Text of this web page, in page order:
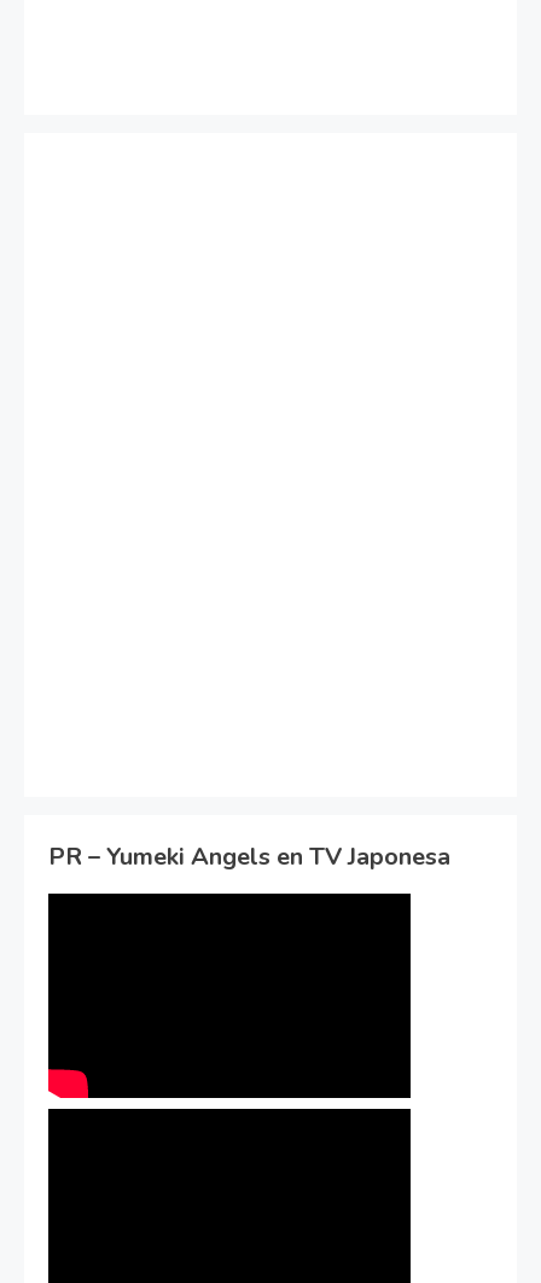
PR – Yumeki Angels en TV Japonesa